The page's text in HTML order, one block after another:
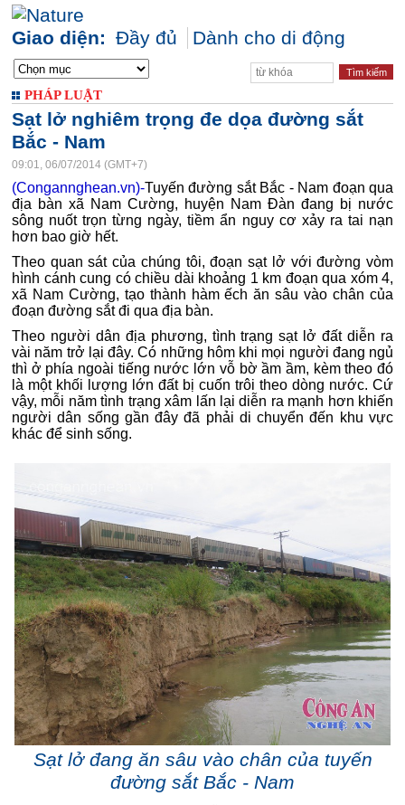
Giao diện: Đầy đủ Dành cho di động
PHÁP LUẬT
Sạt lở nghiêm trọng đe dọa đường sắt
Bắc - Nam
09:01, 06/07/2014 (GMT+7)
(Congannghean.vn)-Tuyến đường sắt Bắc - Nam đoạn qua
địa bàn xã Nam Cường, huyện Nam Đàn đang bị nước
sông nuốt trọn từng ngày, tiềm ẩn nguy cơ xảy ra tai nạn
hơn bao giờ hết.
Theo quan sát của chúng tôi, đoạn sạt lở với đường vòm
hình cánh cung có chiều dài khoảng 1 km đoạn qua xóm 4,
xã Nam Cường, tạo thành hàm ếch ăn sâu vào chân của
đoạn đường sắt đi qua địa bàn.
Theo người dân địa phương, tình trạng sạt lở đất diễn ra
vài năm trở lại đây. Có những hôm khi mọi người đang ngủ
thì ở phía ngoài tiếng nước lớn vỗ bờ ầm ầm, kèm theo đó
là một khối lượng lớn đất bị cuốn trôi theo dòng nước. Cứ
vậy, mỗi năm tình trạng xâm lấn lại diễn ra mạnh hơn khiến
người dân sống gần đây đã phải di chuyển đến khu vực
khác để sinh sống.
Sạt lở đang ăn sâu vào chân của tuyến
đường sắt Bắc - Nam